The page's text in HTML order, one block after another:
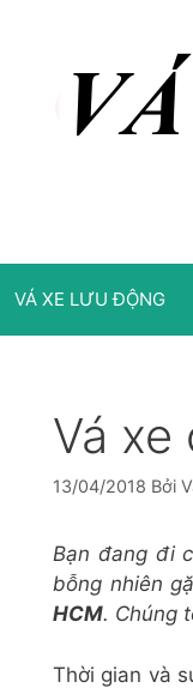
VÁ XE LƯU ĐỘNG
Vá
13/04/2018 Bởi
Bạn đang đi
bỗng nhiên
HCM. Chúng
Thời gian và